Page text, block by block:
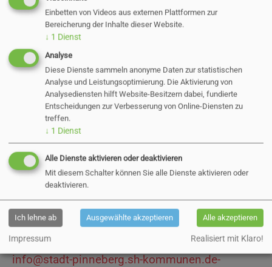
Sachbearbeiterin bzw. den Ihnen bekannten
Sachbearbeiteroder an diezuständige
Dienststellerichten.
Formgebundene Schreiben
Für die Übermittlung von elektronischen
Dokumenten im formgebundenen
Schriftverkehr, die eine eigenhändige
Unterschrift voraussetzen, müssen die
Mitteilungen und Anlagendokumente mit einer
qualifizierten elektronischen Signatur versehen
sein.
Vorgänge dieser Art richten Sie bitte
ausschließlich an die E-Mail-Adresse
info@stadt-pinneberg.sh-kommunen.de-
Einbetten von Videos aus externen Plattformen zur
Bereicherung der Inhalte dieser Website.
↓ 1 Dienst
Analyse
Diese Dienste sammeln anonyme Daten zur statistischen
Analyse und Leistungsoptimierung. Die Aktivierung von
Analysediensten hilft Website-Besitzern dabei, fundierte
Entscheidungen zur Verbesserung von Online-Diensten zu
treffen.
↓ 1 Dienst
Alle Dienste aktivieren oder deaktivieren
Mit diesem Schalter können Sie alle Dienste aktivieren oder
deaktivieren.
Ich lehne ab Ausgewählte akzeptieren Alle akzeptieren
Impressum Realisiert mit Klaro!